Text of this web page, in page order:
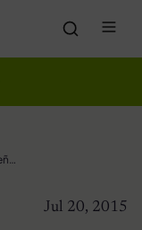
Gato extrañó mucho a su pequeño humano
Jul 20, 2015